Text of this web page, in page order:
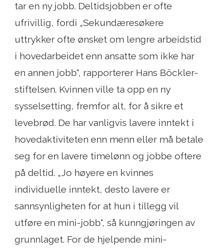
tar en ny jobb. Deltidsjobben er ofte
ufrivillig, fordi „Sekundæresøkere
uttrykker ofte ønsket om lengre arbeidstid
i hovedarbeidet enn ansatte som ikke har
en annen jobb“, rapporterer Hans Böckler-
stiftelsen. Kvinnen ville ta opp en ny
sysselsetting, fremfor alt, for å sikre et
levebrød. De har vanligvis lavere inntekt i
hovedaktiviteten enn menn eller må betale
seg for en lavere timelønn og jobbe oftere
på deltid. „Jo høyere en kvinnes
individuelle inntekt, desto lavere er
sannsynligheten for at hun i tillegg vil
utføre en mini-jobb“, så kunngjøringen av
grunnlaget. For de hjelpende mini-